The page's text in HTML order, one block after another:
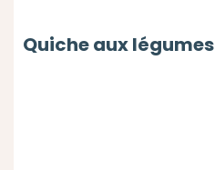
Quiche aux légumes